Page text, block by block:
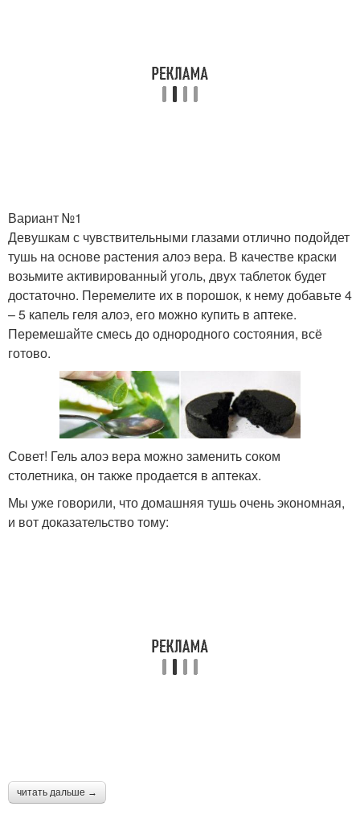
Вариант №1
Девушкам с чувствительными глазами отлично подойдет
тушь на основе растения алоэ вера. В качестве краски
возьмите активированный уголь, двух таблеток будет
достаточно. Перемелите их в порошок, к нему добавьте 4
– 5 капель геля алоэ, его можно купить в аптеке.
Перемешайте смесь до однородного состояния, всё
готово.
‎Совет! Гель алоэ вера можно заменить соком
столетника, он также продается в аптеках.
Мы уже говорили, что домашняя тушь очень экономная,
и вот доказательство тому:
читать дальше →